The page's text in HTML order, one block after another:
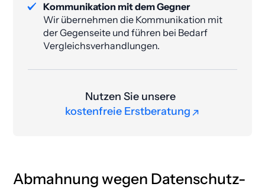
Kommunikation mit dem Gegner
Wir übernehmen die Kommunikation mit
der Gegenseite und führen bei Bedarf
Vergleichsverhandlungen.
Nutzen Sie unsere
kostenfreie Erstberatung
Abmahnung wegen Datenschutz-